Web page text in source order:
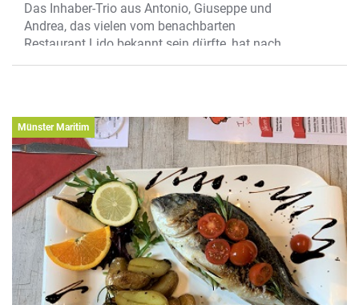
Das Inhaber-Trio aus Antonio, Giuseppe und
Andrea, das vielen vom benachbarten
Restaurant Lido bekannt sein dürfte, hat nach
der Übernahme des Lokals im Jahr 2022 quasi
Gästen hervorragend an!
Im kulinarischen Zentrum
... steht im I Galletti die bunte Auswahl an
leckerer Pasta, die in der offenen Küche frisch
vor den Augen der Gäste zubereitet wird. Auch
glutenfreie und Vollkorn-Pasta gibt es hier
ganz selbstverständlich. Die erweiterte
Weinkarte bietet eine bunte Vielfalt als
Begleitung für italienische Fisch- sowie
Fleischgerichte vom Grill. In der
Münster Maritim